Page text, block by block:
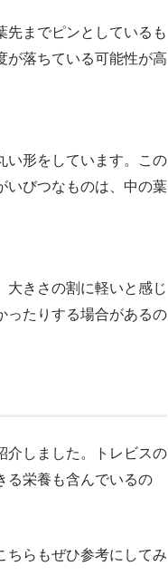
先までピンとしているも
が落ちている可能性が高
い形をしています。この
いびつなものは、中の葉
大きさの割に軽いと感じ
ったりする場合があるの
介しました。トレビスの
る栄養も含んでいるの
ちらもぜひ参考にしてみ